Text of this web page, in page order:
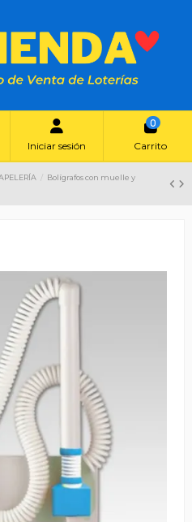
Iniciar sesión
0
Carrito
Bolígrafos con muelle y